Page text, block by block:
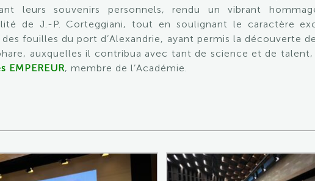
leurs souvenirs personnels, rendu un vibrant
de J.-P. Corteggiani, tout en soulignant le caractère
fouilles du port d’Alexandrie, ayant permis la découverte
auxquelles il contribua avec tant de science et de
EMPEREUR, membre de l’Académie.